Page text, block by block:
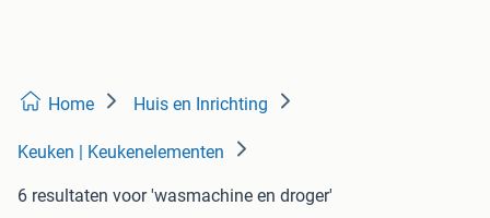
Home Huis en Inrichting
Keuken | Keukenelementen
6 resultaten voor 'wasmachine en droger'